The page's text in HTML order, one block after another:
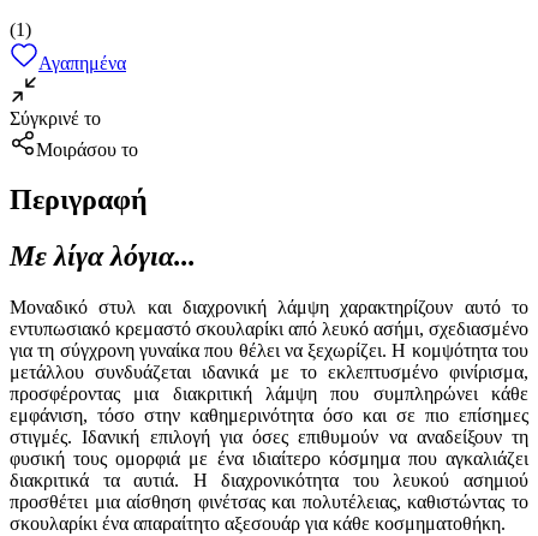
(1)
Αγαπημένα
Σύγκρινέ το
Μοιράσου το
Περιγραφή
Με λίγα λόγια...
Μοναδικό στυλ και διαχρονική λάμψη χαρακτηρίζουν αυτό το
εντυπωσιακό κρεμαστό σκουλαρίκι από λευκό ασήμι, σχεδιασμένο
για τη σύγχρονη γυναίκα που θέλει να ξεχωρίζει. Η κομψότητα του
μετάλλου συνδυάζεται ιδανικά με το εκλεπτυσμένο φινίρισμα,
προσφέροντας μια διακριτική λάμψη που συμπληρώνει κάθε
εμφάνιση, τόσο στην καθημερινότητα όσο και σε πιο επίσημες
στιγμές. Ιδανική επιλογή για όσες επιθυμούν να αναδείξουν τη
φυσική τους ομορφιά με ένα ιδιαίτερο κόσμημα που αγκαλιάζει
διακριτικά τα αυτιά. Η διαχρονικότητα του λευκού ασημιού
προσθέτει μια αίσθηση φινέτσας και πολυτέλειας, καθιστώντας το
σκουλαρίκι ένα απαραίτητο αξεσουάρ για κάθε κοσμηματοθήκη.